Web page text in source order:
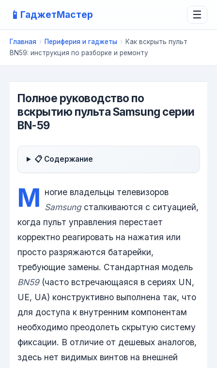
📱 ГаджетМастер ☰
Главная › Периферия и гаджеты › Как вскрыть пульт
BN59: инструкция по разборке и ремонту
Полное руководство по
вскрытию пульта Samsung серии
BN-59
📋 Содержание
М ногие владельцы телевизоров
Samsungсталкиваются с ситуацией,
когда пульт управления перестает
корректно реагировать на нажатия или
просто разряжаются батарейки,
требующие замены. Стандартная модель
BN59(часто встречающаяся в сериях UN,
UE, UA) конструктивно выполнена так, что
для доступа к внутренним компонентам
необходимо преодолеть скрытую систему
фиксации. В отличие от дешевых аналогов,
здесь нет видимых винтов на внешней